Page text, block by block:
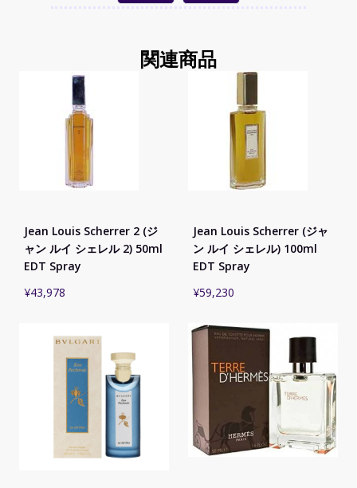
関連商品
Jean Louis Scherrer 2 (ジ
ャン ルイ シェレル 2) 50ml
EDT Spray
¥43,978
Jean Louis Scherrer (ジャ
ン ルイ シェレル) 100ml
EDT Spray
¥59,230